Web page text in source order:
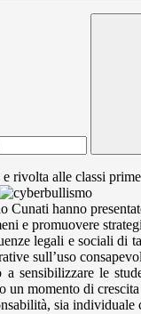
rivolta alle classi
hanno
e promuovere
legali e sociali
sull’uso
sensibilizzare le
un momento di
sia